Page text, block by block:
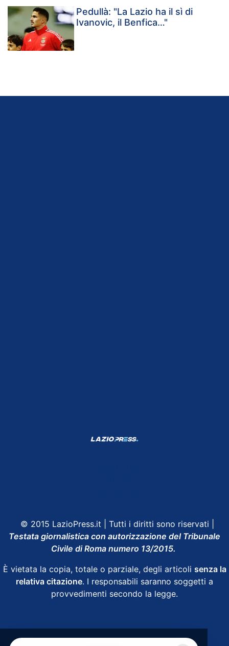
Pedullà: "La Lazio ha il sì di
Ivanovic, il Benfica…"
© 2015 LazioPress.it | Tutti i diritti sono riservati |
Testata giornalistica con autorizzazione del Tribunale
Civile di Roma numero 13/2015.
È vietata la copia, totale o parziale, degli articoli senza la
relativa citazione. I responsabili saranno soggetti a
provvedimenti secondo la legge.